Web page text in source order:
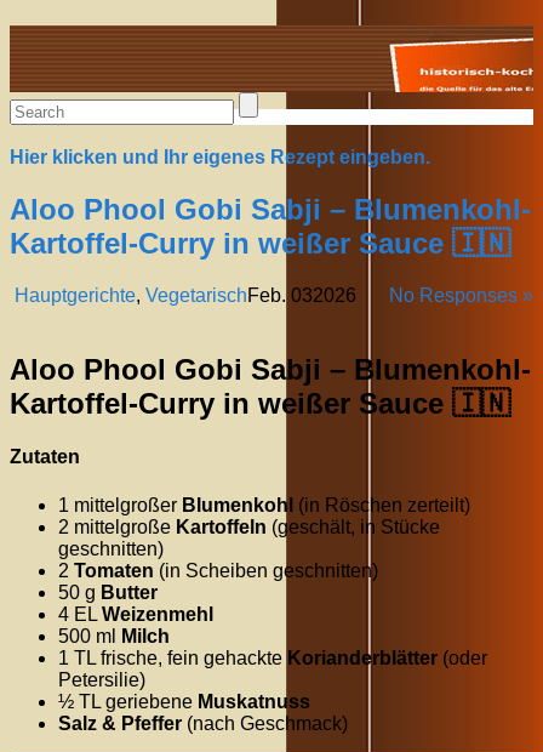
Alte Rezepte online
Hier klicken und Ihr eigenes Rezept eingeben.
Aloo Phool Gobi Sabji – Blumenkohl-
Kartoffel-Curry in weißer Sauce 🇮🇳
Hauptgerichte, Vegetarisch No Responses »
Feb. 032026
Aloo Phool Gobi Sabji – Blumenkohl-
Kartoffel-Curry in weißer Sauce 🇮🇳
Zutaten
1 mittelgroßer Blumenkohl (in Röschen zerteilt)
2 mittelgroße Kartoffeln (geschält, in Stücke
geschnitten)
2 Tomaten (in Scheiben geschnitten)
50 g Butter
4 EL Weizenmehl
500 ml
Milch
1 TL frische, fein gehackte Korianderblätter (oder
Petersilie)
½ TL geriebene Muskatnuss
Salz & Pfeffer (nach Geschmack)